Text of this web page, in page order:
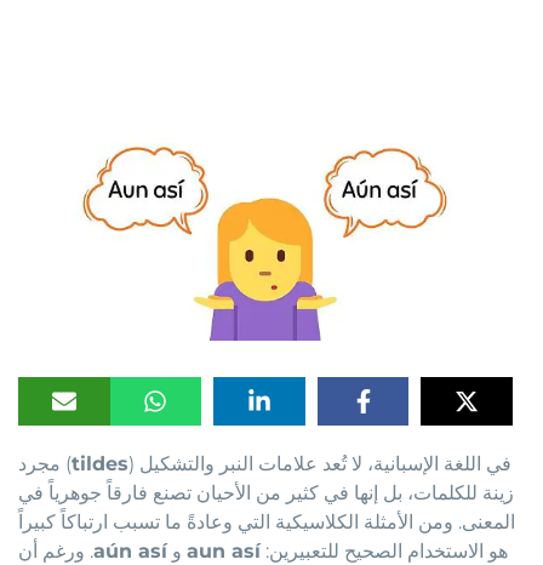
في اللغة الإسبانية، لا تُعد علامات النبر والتشكيل ( tildes) مجرد
زينة للكلمات، بل إنها في كثير من الأحيان تصنع فارقاً جوهرياً في
المعنى. ومن الأمثلة الكلاسيكية التي وعادةً ما تسبب ارتباكاً كبيراً
هو الاستخدام الصحيح للتعبيرين: aun asíو aún así. ورغم أن